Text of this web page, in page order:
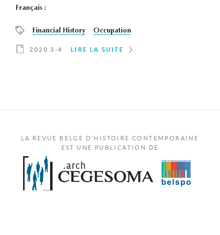
Français :
Financial History Occupation
2020 3-4 LIRE LA SUITE
LA REVUE BELGE D'HISTOIRE CONTEMPORAINE
EST UNE PUBLICATION DE